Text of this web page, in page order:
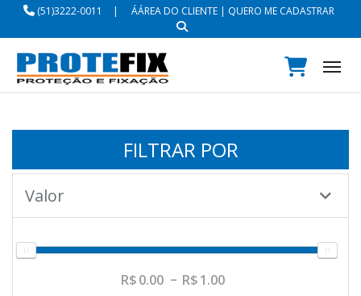
(51)3222-0011 | ÁÁREA DO CLIENTE| QUERO ME CADASTRAR
FILTRAR POR
Valor
0.00 1.00